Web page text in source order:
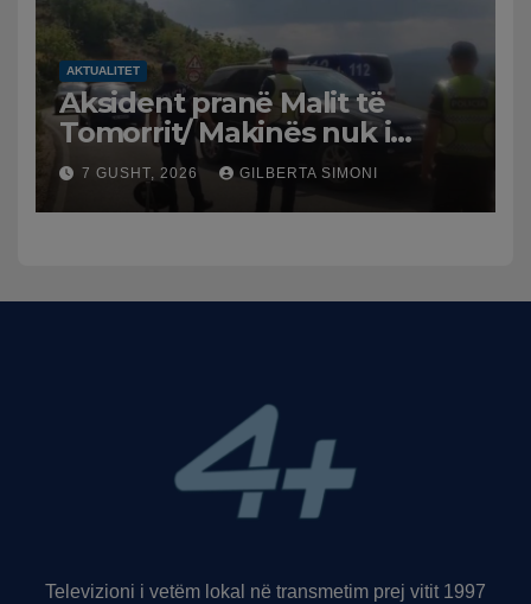
AKTUALITET
Aksident pranë Malit të
Tomorrit/ Makinës nuk i
punuan frenat dhe doli nga
rruga, plagosen 7 persona,
dy në gjendje të rëndë te
7 GUSHT, 2026 GILBERTA SIMONI
Televizioni i vetëm lokal në transmetim prej vitit 1997